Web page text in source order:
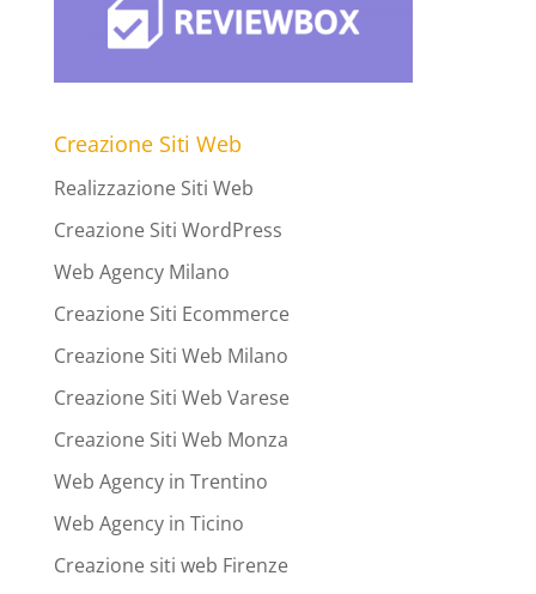
Creazione Siti Web
Realizzazione Siti Web
Creazione Siti WordPress
Web Agency Milano
Creazione Siti Ecommerce
Creazione Siti Web Milano
Creazione Siti Web Varese
Creazione Siti Web Monza
Web Agency in Trentino
Web Agency in Ticino
Creazione siti web Firenze